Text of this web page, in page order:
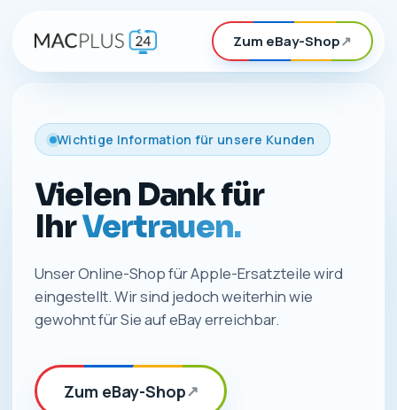
Zum eBay-Shop↗
Wichtige Information für unsere Kunden
Vielen Dank für
IhrVertrauen.
Unser Online-Shop für Apple-Ersatzteile wird
eingestellt. Wir sind jedoch weiterhin wie
gewohnt für Sie auf eBay erreichbar.
Zum eBay-Shop↗